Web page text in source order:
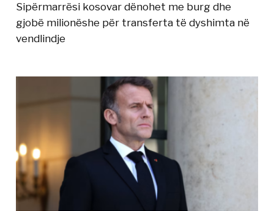
Sipërmarrësi kosovar dënohet me burg dhe
gjobë milionëshe për transferta të dyshimta në
vendlindje